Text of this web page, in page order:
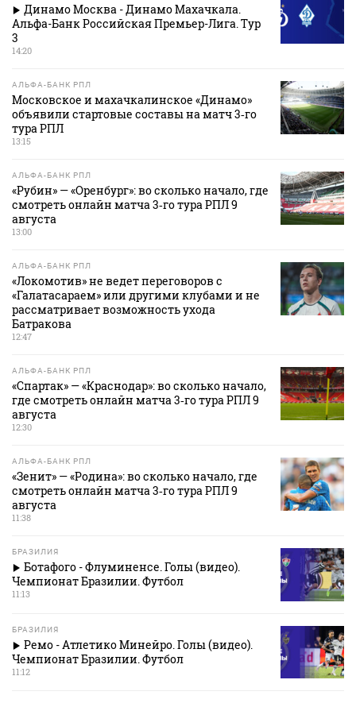
Динамо Москва - Динамо Махачкала.
Альфа-Банк Российская Премьер-Лига. Тур
3
14:20
АЛЬФА-БАНК РПЛ
Московское и махачкалинское «Динамо»
объявили стартовые составы на матч 3‑го
тура РПЛ
13:15
АЛЬФА-БАНК РПЛ
«Рубин» — «Оренбург»: во сколько начало, где
смотреть онлайн матча 3‑го тура РПЛ 9
августа
13:00
АЛЬФА-БАНК РПЛ
«Локомотив» не ведет переговоров с
«Галатасараем» или другими клубами и не
рассматривает возможность ухода
Батракова
12:47
АЛЬФА-БАНК РПЛ
«Спартак» — «Краснодар»: во сколько начало,
где смотреть онлайн матча 3‑го тура РПЛ 9
августа
12:30
АЛЬФА-БАНК РПЛ
«Зенит» — «Родина»: во сколько начало, где
смотреть онлайн матча 3‑го тура РПЛ 9
августа
11:38
БРАЗИЛИЯ
Ботафого - Флуминенсе. Голы (видео).
Чемпионат Бразилии. Футбол
11:13
БРАЗИЛИЯ
Ремо - Атлетико Минейро. Голы (видео).
Чемпионат Бразилии. Футбол
11:12